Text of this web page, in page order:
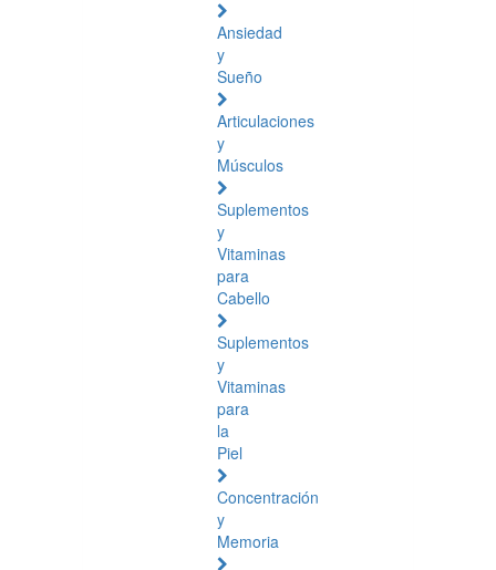
Ansiedad
y
Sueño
Articulaciones
y
Músculos
Suplementos
y
Vitaminas
para
Cabello
Suplementos
y
Vitaminas
para
la
Piel
Concentración
y
Memoria